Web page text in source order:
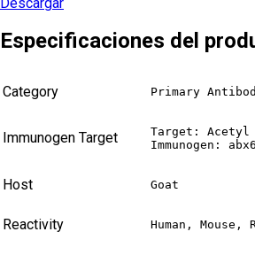
Especificaciones del
Category Primary
Immunogen Target
Target: Acetyl
Immunogen:
Host Goat
Reactivity Human, Mouse,